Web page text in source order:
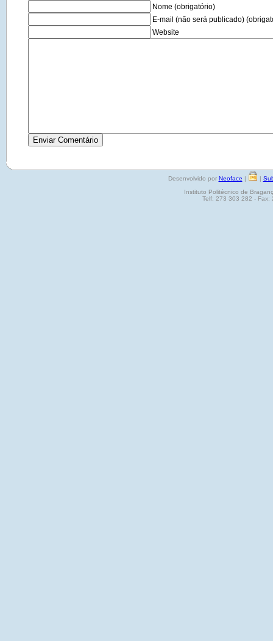
Nome (obrigatório)
E-mail (não será publicado)
Website
Desenvolvido por Neoface | |
Instituto Politécnico de
Telf: 273 303 282 - Fax: